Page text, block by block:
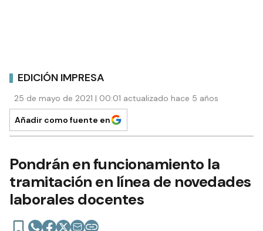
EDICIÓN IMPRESA
25 de mayo de 2021 | 00:01 actualizado hace 5 años
Añadir como fuente en
Pondrán en funcionamiento la
tramitación en línea de novedades
laborales docentes